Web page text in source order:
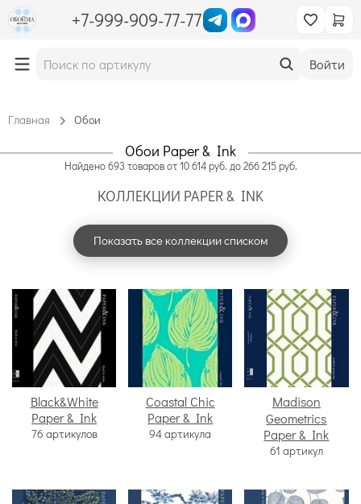
+7-999-909-77-77
Войти
Главная Обои
Обои Paper & Ink
Найдено 693 товаров от 10 614 руб. до 266 215 руб.
КОЛЛЕКЦИИ PAPER & INK
Показать все коллекции списком
Black&White
Paper & Ink
76 артикулов
Coastal Chic
Paper & Ink
94 артикула
Madison
Geometrics
Paper & Ink
61 артикул